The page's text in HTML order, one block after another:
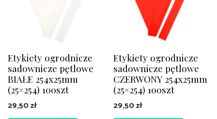
Etykiety ogrodnicze
sadownicze pętlowe
BIAŁE 254x25mm
(25×254) 100szt
29,50zł
Etykiety ogrodnicze
sadownicze pętlowe
CZERWONY 254x25mm
(25×254) 100szt
29,50zł